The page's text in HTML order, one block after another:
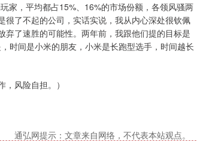
家，平均都占15%、16%的市场份额，各领风骚两
了不起的公司，实话实说，我从内心深处很钦佩
了速胜的可能性。两年前，我跟他们提的目标是
时间是小米的朋友，小米是长跑型选手，时间越长
风险自担。）
通弘网提示：文章来自网络，不代表本站观点。